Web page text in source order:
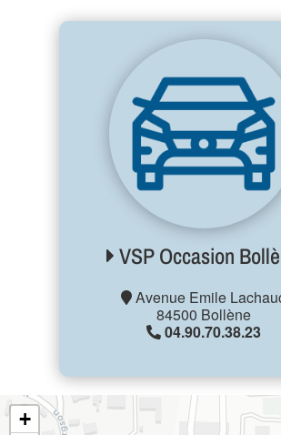
VSP Occasion
Avenue Emile
84500 Bollène
04.90.70.38.23
+